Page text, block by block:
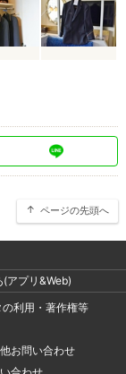
ページの先頭へ
(アプリ&Web)
利用・著作権等
お問い合わせ